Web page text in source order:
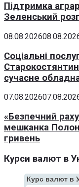
Підтримка
Зеленський
08.08.2026
Соціальні
сучасне
07.08.2026
«Безпечний
мешканка
гривень
Курси валют в